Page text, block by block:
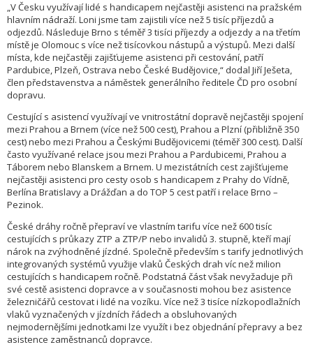
„V Česku využívají lidé s handicapem nejčastěji asistenci na pražském
hlavním nádraží. Loni jsme tam zajistili více než 5 tisíc příjezdů a
odjezdů. Následuje Brno s téměř 3 tisíci příjezdy a odjezdy a na třetím
místě je Olomouc s více než tisícovkou nástupů a výstupů. Mezi další
místa, kde nejčastěji zajišťujeme asistenci při cestování, patří
Pardubice, Plzeň, Ostrava nebo České Budějovice,“ dodal Jiří Ješeta,
člen představenstva a náměstek generálního ředitele ČD pro osobní
dopravu.
Cestující s asistencí využívají ve vnitrostátní dopravě nejčastěji spojení
mezi Prahou a Brnem (více než 500 cest), Prahou a Plzní (přibližně 350
cest) nebo mezi Prahou a Českými Budějovicemi (téměř 300 cest). Další
často využívané relace jsou mezi Prahou a Pardubicemi, Prahou a
Táborem nebo Blanskem a Brnem. U mezistátních cest zajišťujeme
nejčastěji asistenci pro cesty osob s handicapem z Prahy do Vídně,
Berlína Bratislavy a Drážďan a do TOP 5 cest patří i relace Brno –
Pezinok.
České dráhy ročně přepraví ve vlastním tarifu více než 600 tisíc
cestujících s průkazy ZTP a ZTP/P nebo invalidů 3. stupně, kteří mají
nárok na zvýhodněné jízdné. Společně především s tarify jednotlivých
integrovaných systémů využije vlaků Českých drah víc než milion
cestujících s handicapem ročně. Podstatná část však nevyžaduje při
své cestě asistenci dopravce a v současnosti mohou bez asistence
železničářů cestovat i lidé na vozíku. Více než 3 tisíce nízkopodlažních
vlaků vyznačených v jízdních řádech a obsluhovaných
nejmodernějšími jednotkami lze využít i bez objednání přepravy a bez
asistence zaměstnanců dopravce.